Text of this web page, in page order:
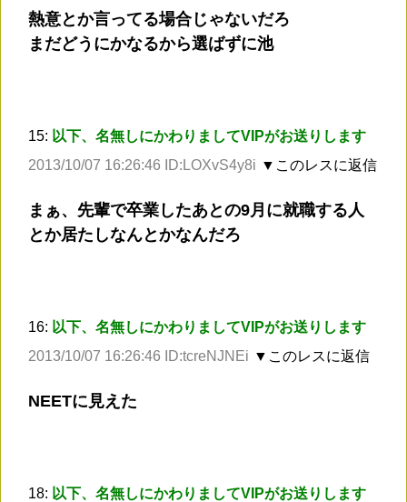
熱意とか言ってる場合じゃないだろ
まだどうにかなるから選ばずに池
15: 以下、名無しにかわりましてVIPがお送りします
2013/10/07 16:26:46 ID:LOXvS4y8i ▼このレスに返信
まぁ、先輩で卒業したあとの9月に就職する人
とか居たしなんとかなんだろ
16: 以下、名無しにかわりましてVIPがお送りします
2013/10/07 16:26:46 ID:tcreNJNEi ▼このレスに返信
NEETに見えた
18: 以下、名無しにかわりましてVIPがお送りします